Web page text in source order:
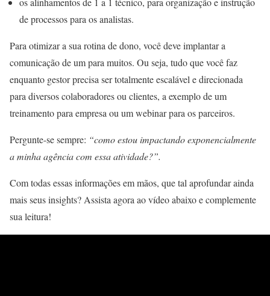
de processos para os analistas.
Para otimizar a sua rotina de dono, você deve implantar a
comunicação de um para muitos. Ou seja, tudo que você faz
enquanto gestor precisa ser totalmente escalável e direcionada
para diversos colaboradores ou clientes, a exemplo de um
treinamento para empresa ou um webinar para os parceiros.
Pergunte-se sempre: “como estou impactando exponencialmente
a minha agência com essa atividade?”.
Com todas essas informações em mãos, que tal aprofundar ainda
mais seus insights? Assista agora ao vídeo abaixo e complemente
sua leitura!